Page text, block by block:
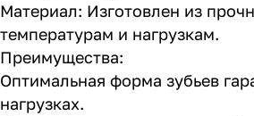
Материал: Изготовлен из
температурам и нагрузкам.
Преимущества:
Оптимальная форма зубьев
нагрузках.